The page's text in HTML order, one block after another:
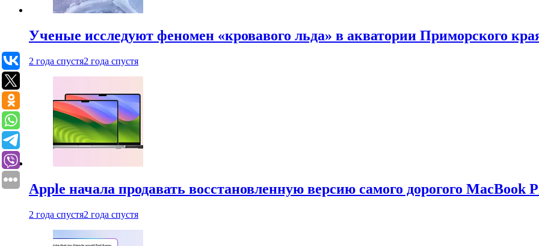
Ученые исследуют феномен «кровавого льда» в акватории Приморского
2 года спустя2 года спустя
Apple начала продавать восстановленную версию самого дорогого MacBook
2 года спустя2 года спустя